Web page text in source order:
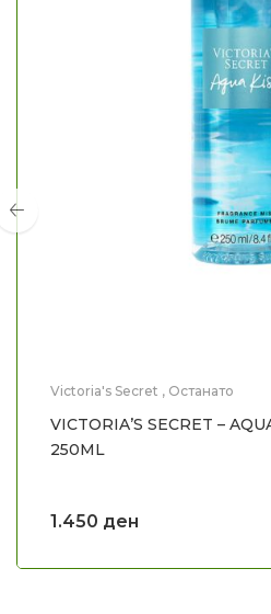
Victoria's Secret , Останато
VICTORIA’S SECRET –
250ML
1.450 ден